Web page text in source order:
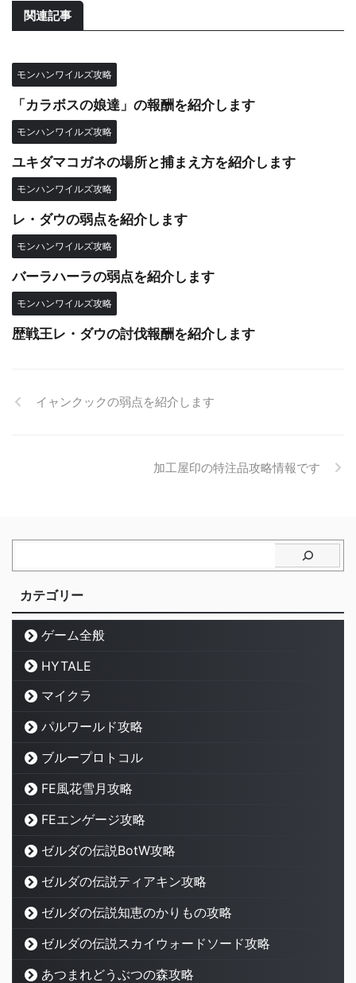
関連記事
モンハンワイルズ攻略
「カラボスの娘達」の報酬を紹介します
モンハンワイルズ攻略
ユキダマコガネの場所と捕まえ方を紹介します
モンハンワイルズ攻略
レ・ダウの弱点を紹介します
モンハンワイルズ攻略
バーラハーラの弱点を紹介します
モンハンワイルズ攻略
歴戦王レ・ダウの討伐報酬を紹介します
イャンクックの弱点を紹介します
加工屋印の特注品攻略情報です
カテゴリー
ゲーム全般
HYTALE
マイクラ
パルワールド攻略
ブループロトコル
FE風花雪月攻略
FEエンゲージ攻略
ゼルダの伝説BotW攻略
ゼルダの伝説ティアキン攻略
ゼルダの伝説知恵のかりもの攻略
ゼルダの伝説スカイウォードソード攻略
あつまれどうぶつの森攻略